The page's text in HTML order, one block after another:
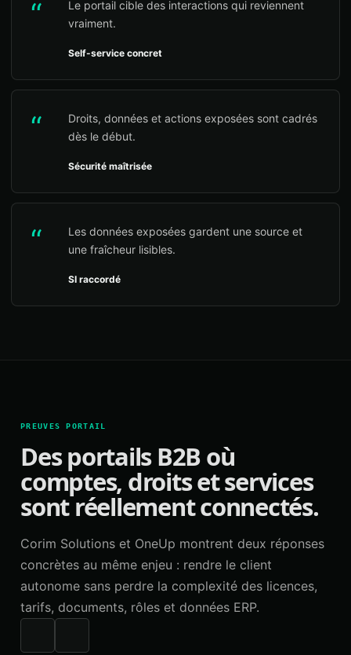
“
Le portail cible des interactions qui reviennent
vraiment.
Self-service concret
“
Droits, données et actions exposées sont cadrés
dès le début.
Sécurité maîtrisée
“
Les données exposées gardent une source et
une fraîcheur lisibles.
SI raccordé
PREUVES PORTAIL
Des portails B2B où
comptes, droits et services
sont réellement connectés.
Corim Solutions et OneUp montrent deux réponses
concrètes au même enjeu : rendre le client
autonome sans perdre la complexité des licences,
tarifs, documents, rôles et données ERP.